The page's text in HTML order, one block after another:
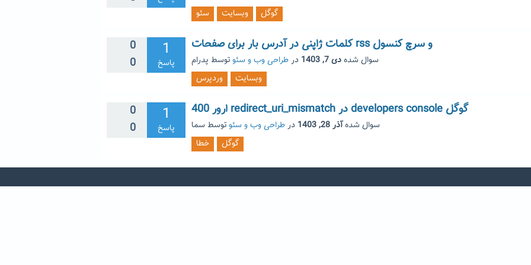
سئو
وبسایت گوگل
0
0
1
پاسخ
کلمات ژاپنی در آدرس بار برای صفحات rss و سرچ کنسول
سوال شدهدی 7, 1403 درطراحی وب و سئوتوسط پدرام
وردپرس
وبسایت
0
0
1
پاسخ
ارور 400 redirect_uri_mismatch در developers console گوگل
سوال شدهآذر 28, 1403 درطراحی وب و سئوتوسط سما
خطا
گوگل